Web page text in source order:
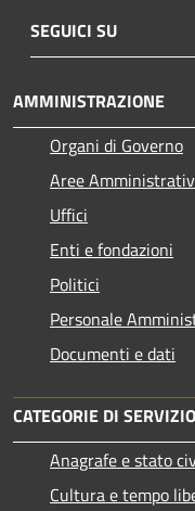
SEGUICI SU
AMMINISTRAZIONE
Organi di Governo
Aree
Uffici
Enti e fondazioni
Politici
Personale
Documenti e dati
CATEGORIE DI SERVIZIO
Anagrafe e stato
Cultura e tempo